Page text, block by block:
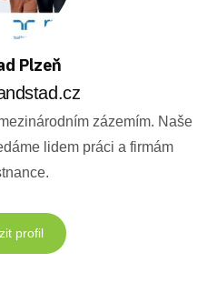
Plzeň
zázemím. Naše
lidem práci a firmám
profil